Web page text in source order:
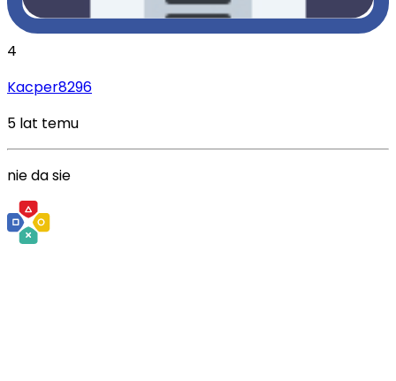
4
Kacper8296
5 lat temu
nie da sie